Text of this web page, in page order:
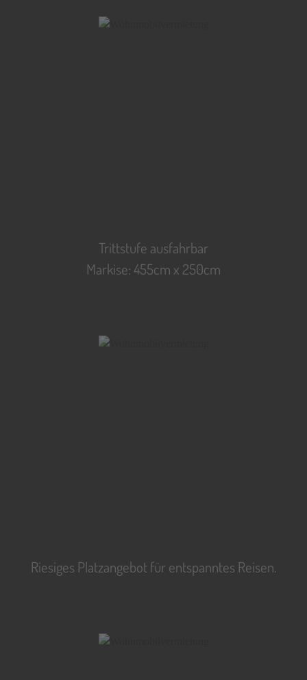
Trittstufe ausfahrbar
Markise: 455cm x 250cm
Riesiges Platzangebot für entspanntes Reisen.